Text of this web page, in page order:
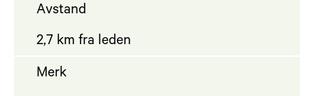
Avstand
2,7 km fra leden
Merk